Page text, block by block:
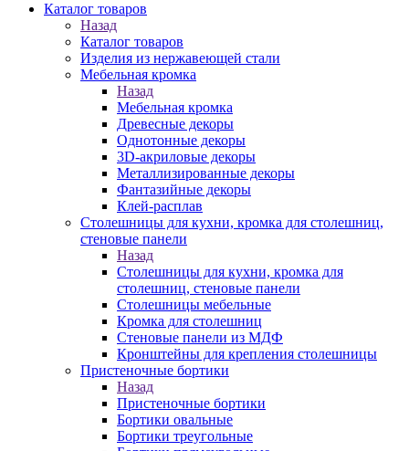
Каталог товаров
Назад
Каталог товаров
Изделия из нержавеющей стали
Мебельная кромка
Назад
Мебельная кромка
Древесные декоры
Однотонные декоры
3D-акриловые декоры
Металлизированные декоры
Фантазийные декоры
Клей-расплав
Столешницы для кухни, кромка для столешниц,
стеновые панели
Назад
Столешницы для кухни, кромка для
столешниц, стеновые панели
Столешницы мебельные
Кромка для столешниц
Стеновые панели из МДФ
Кронштейны для крепления столешницы
Пристеночные бортики
Назад
Пристеночные бортики
Бортики овальные
Бортики треугольные